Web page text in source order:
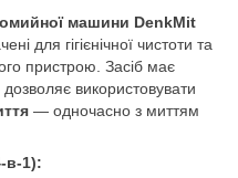
машини DenkMit
для гігієнічної чистоти та
пристрою. Засіб має
використовувати
— одночасно з миттям
в-1):